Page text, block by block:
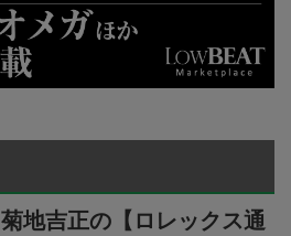
菊地吉正の【ロレックス通